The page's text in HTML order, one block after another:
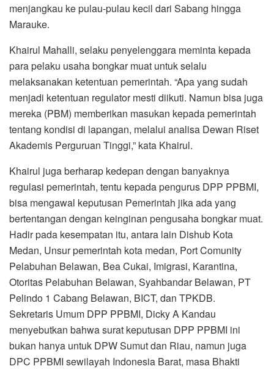
menjangkau ke pulau-pulau kecil dari Sabang hingga
Marauke.
Khairul Mahalli, selaku penyelenggara meminta kepada
para pelaku usaha bongkar muat untuk selalu
melaksanakan ketentuan pemerintah. “Apa yang sudah
menjadi ketentuan regulator mesti diikuti. Namun bisa juga
mereka (PBM) memberikan masukan kepada pemerintah
tentang kondisi di lapangan, melalui analisa Dewan Riset
Akademis Perguruan Tinggi,” kata Khairul.
Khairul juga berharap kedepan dengan banyaknya
regulasi pemerintah, tentu kepada pengurus DPP PPBMI,
bisa mengawal keputusan Pemerintah jika ada yang
bertentangan dengan keinginan pengusaha bongkar muat.
Hadir pada kesempatan itu, antara lain Dishub Kota
Medan, Unsur pemerintah kota medan, Port Comunity
Pelabuhan Belawan, Bea Cukai, Imigrasi, Karantina,
Otoritas Pelabuhan Belawan, Syahbandar Belawan, PT
Pelindo 1 Cabang Belawan, BICT, dan TPKDB.
Sekretaris Umum DPP PPBMI, Dicky A Kandau
menyebutkan bahwa surat keputusan DPP PPBMI ini
bukan hanya untuk DPW Sumut dan Riau, namun juga
DPC PPBMI sewilayah Indonesia Barat, masa Bhakti